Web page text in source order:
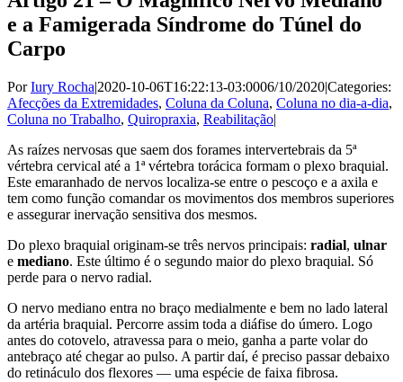
e a Famigerada Síndrome do Túnel do
Carpo
PorIury Rocha|2020-10-06T16:22:13-03:0006/10/2020|Categories:
Afecções da Extremidades, Coluna da Coluna, Coluna no dia-a-dia,
Coluna no Trabalho, Quiropraxia, Reabilitação|
As raízes nervosas que saem dos forames intervertebrais da 5ª
vértebra cervical até a 1ª vértebra torácica formam o plexo braquial.
Este emaranhado de nervos localiza-se entre o pescoço e a axila e
tem como função comandar os movimentos dos membros superiores
e assegurar inervação sensitiva dos mesmos.
Do plexo braquial originam-se três nervos principais: radial, ulnar
e mediano. Este último é o segundo maior do plexo braquial. Só
perde para o nervo radial.
O nervo mediano entra no braço medialmente e bem no lado lateral
da artéria braquial. Percorre assim toda a diáfise do úmero. Logo
antes do cotovelo, atravessa para o meio, ganha a parte volar do
antebraço até chegar ao pulso. A partir daí, é preciso passar debaixo
do retináculo dos flexores — uma espécie de faixa fibrosa.